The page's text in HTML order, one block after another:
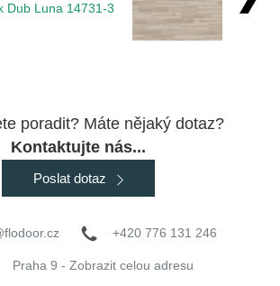
Dub Luna 14731-3
poradit? Máte nějaký dotaz?
Kontaktujte nás...
Poslat dotaz
+420 776 131 246
Praha 9 - Zobrazit celou adresu